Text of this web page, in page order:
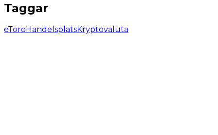
Taggar
eToroHandelsplatsKryptovaluta